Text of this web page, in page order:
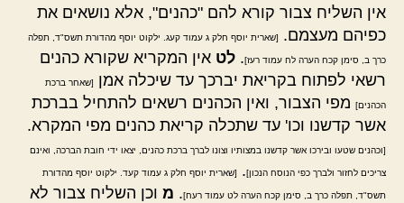
אין השליח צבור קורא להם "כהנים", אלא נושאים את
כפיהם מעצמם.
[שארית יוסף חלק ג עמוד קעג. ילקוט יוסף מהדורת תשס"ד, תפלה
כרך ב, סימן קכח הערה לח עמוד רעז]. לט אין המקריא שקורא כהנים
רשאי לפתוח בקריאת יברכך עד שיכלה אמן
[שאחר ברכת
הכהנים] מפי הצבור, ואין הכהנים רשאים להתחיל בברכת
אשר קדשנו וכו' עד שתכלה קריאת כהנים מפי המקרא.
[וכהנים שטעו ובירכו אשר קדשנו במצותיו וצונו לברך ברכת כהנים, יצאו ידי חובת הברכה, ואינם
צריכים לחזור ולברך כפי הנוסח הנכון]. [שארית יוסף חלק ג עמוד קעד. ילקוט יוסף מהדורת
תשס"ד, תפלה כרך ב, סימן קכח הערה לט עמוד רעח]. מ וכן השליח צבור לא